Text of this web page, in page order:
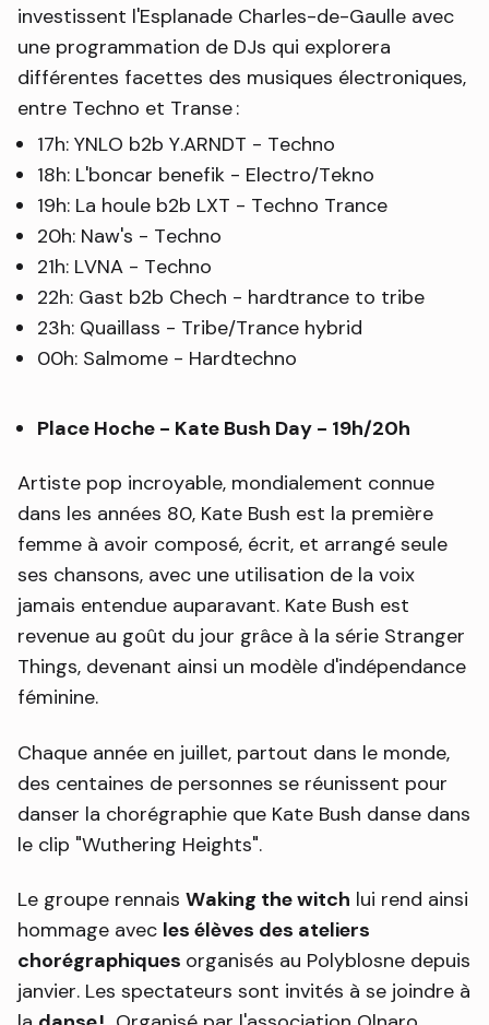
investissent l'Esplanade Charles-de-Gaulle avec
une programmation de DJs qui explorera
différentes facettes des musiques électroniques,
entre Techno et Transe :
17h: YNLO b2b Y.ARNDT - Techno
18h: L'boncar benefik - Electro/Tekno
19h: La houle b2b LXT - Techno Trance
20h: Naw's - Techno
21h: LVNA - Techno
22h: Gast b2b Chech - hardtrance to tribe
23h: Quaillass - Tribe/Trance hybrid
00h: Salmome - Hardtechno
Place Hoche - Kate Bush Day - 19h/20h
Artiste pop incroyable, mondialement connue
dans les années 80, Kate Bush est la première
femme à avoir composé, écrit, et arrangé seule
ses chansons, avec une utilisation de la voix
jamais entendue auparavant. Kate Bush est
revenue au goût du jour grâce à la série Stranger
Things, devenant ainsi un modèle d'indépendance
féminine.
Chaque année en juillet, partout dans le monde,
des centaines de personnes se réunissent pour
danser la chorégraphie que Kate Bush danse dans
le clip "Wuthering Heights".
Le groupe rennais Waking the witch lui rend ainsi
hommage avec les élèves des ateliers
chorégraphiques organisés au Polyblosne depuis
janvier. Les spectateurs sont invités à se joindre à